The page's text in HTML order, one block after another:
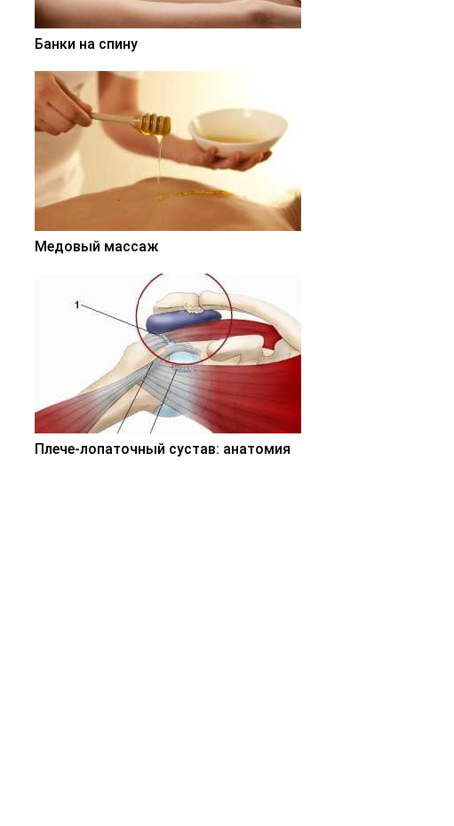
Банки на спину
Медовый массаж
Плече-лопаточный сустав: анатомия